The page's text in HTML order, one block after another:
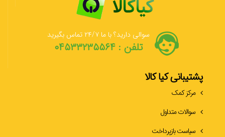
سوالی دارید؟ با ما ۲۴/۷ تماس بگیرید
تلفن : ۰۴۵۳۳۲۳۵۵۶۴
پشتیبانی کیا کالا
مرکز کمک
سوالات متداول
سیاست بازپرداخت